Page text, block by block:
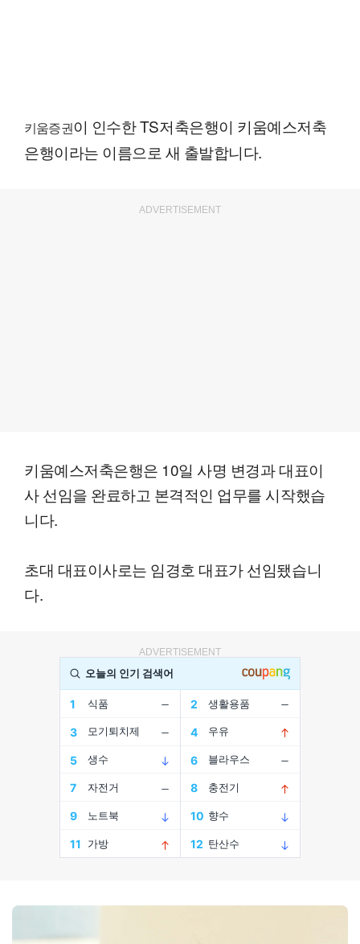
키움증권이 인수한 TS저축은행이 키움예스저축
은행이라는 이름으로 새 출발합니다.
ADVERTISEMENT
키움예스저축은행은 10일 사명 변경과 대표이
사 선임을 완료하고 본격적인 업무를 시작했습
니다.
초대 대표이사로는 임경호 대표가 선임됐습니
다.
ADVERTISEMENT